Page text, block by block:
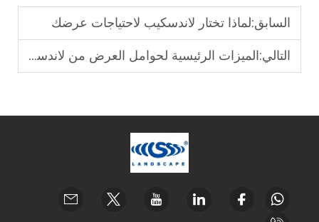
السابق:لماذا تختار لاندسكيب لاحتياجات عرضك
التالي: الميزات الرئيسية لحوامل العرض من لاندسكيب